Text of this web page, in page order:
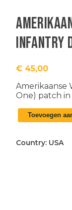
Infantry
€ 45,00
Amerikaanse
One) patch
Amerikaanse
WO2
Infantry
Toevoegen
Country: USA